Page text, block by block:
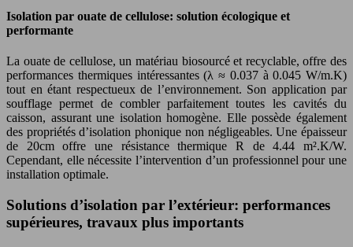
Isolation par ouate de cellulose: solution écologique et
performante
La ouate de cellulose, un matériau biosourcé et recyclable, offre des
performances thermiques intéressantes (λ ≈ 0.037 à 0.045 W/m.K)
tout en étant respectueux de l’environnement. Son application par
soufflage permet de combler parfaitement toutes les cavités du
caisson, assurant une isolation homogène. Elle possède également
des propriétés d’isolation phonique non négligeables. Une épaisseur
de 20cm offre une résistance thermique R de 4.44 m².K/W.
Cependant, elle nécessite l’intervention d’un professionnel pour une
installation optimale.
Solutions d’isolation par l’extérieur: performances
supérieures, travaux plus importants